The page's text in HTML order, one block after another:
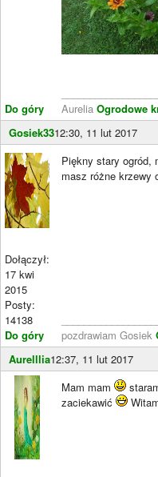
Do góry
Aurelia Ogrodowe
Gosiek3312:30, 11 lut 2017
Dołączył:
17 kwi
2015
Posty:
14138
Do góry
Piękny stary ogród,
masz różne krzewy
pozdrawiam Gosiek
Aurelllia12:37, 11 lut 2017
Mam mam
zaciekawić